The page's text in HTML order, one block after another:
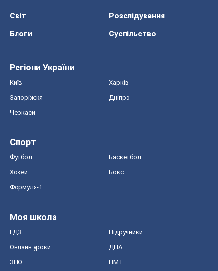
Світ
Розслідування
Блоги
Суспільство
Регіони України
Київ Харків
Запоріжжя Дніпро
Черкаси
Спорт
Футбол Баскетбол
Хокей Бокс
Формула-1
Моя школа
ГДЗ Підручники
Онлайн уроки ДПА
ЗНО НМТ